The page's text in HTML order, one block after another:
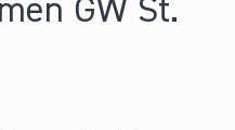
GW St.